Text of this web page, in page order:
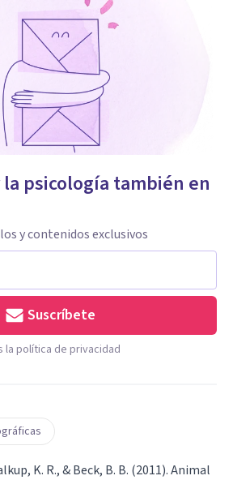
psicología también en
y contenidos exclusivos
Suscríbete
política de privacidad
K. R., & Beck, B. B. (2011). Animal